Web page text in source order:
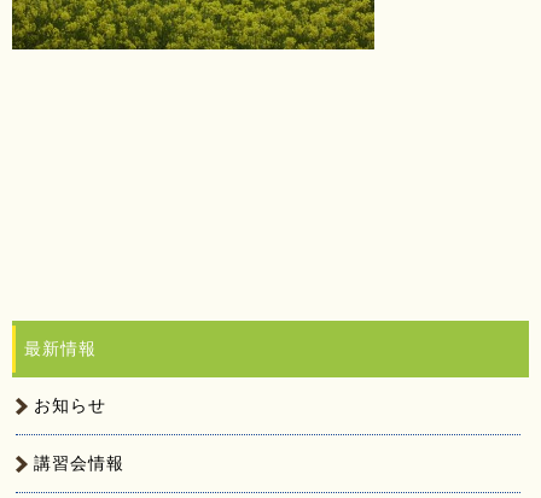
最新情報
お知らせ
講習会情報